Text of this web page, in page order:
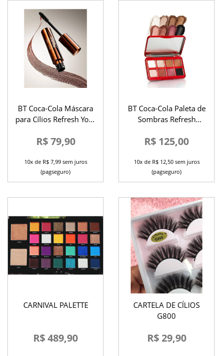
BT Coca-Cola Máscara
para Cílios Refresh Your
R$ 79,90
10x de R$ 7,99 sem juros
(pagseguro)
BT Coca-Cola Paleta de
Sombras Refresh
R$ 125,00
10x de R$ 12,50 sem juros
(pagseguro)
CARNIVAL PALETTE
R$ 489,90
CARTELA DE CÍLIOS
G800
R$ 29,90